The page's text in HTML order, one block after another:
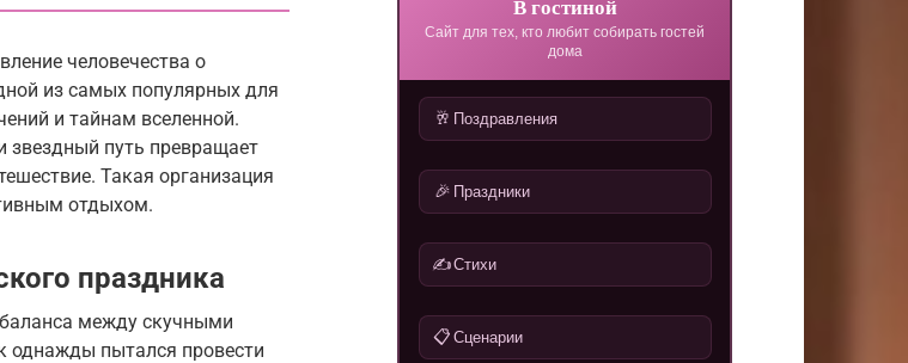
человечества о
из самых популярных для
и тайнам вселенной.
путь превращает
Такая организация
отдыхом.
праздника
между скучными
однажды пытался провести
В гостиной
Сайт для тех, кто любит собирать гостей
дома
🥂 Поздравления
🎉 Праздники
✍️Стихи
📋 Сценарии